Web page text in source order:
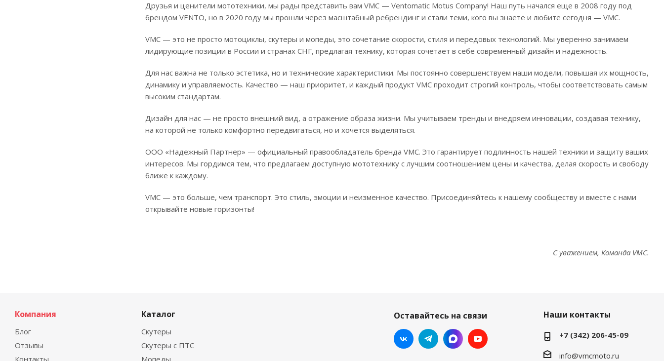
Друзья и ценители мототехники, мы рады представить вам VMC — Ventomatic Motus Company! Наш путь начался еще в 2008 году под
брендом VENTO, но в 2020 году мы прошли через масштабный ребрендинг и стали теми, кого вы знаете и любите сегодня — VMC.
VMC — это не просто мотоциклы, скутеры и мопеды, это сочетание скорости, стиля и передовых технологий. Мы уверенно занимаем
лидирующие позиции в России и странах СНГ, предлагая технику, которая сочетает в себе современный дизайн и надежность.
Для нас важна не только эстетика, но и технические характеристики. Мы постоянно совершенствуем наши модели, повышая их мощность,
динамику и управляемость. Качество — наш приоритет, и каждый продукт VMC проходит строгий контроль, чтобы соответствовать самым
высоким стандартам.
Дизайн для нас — не просто внешний вид, а отражение образа жизни. Мы учитываем тренды и внедряем инновации, создавая технику,
на которой не только комфортно передвигаться, но и хочется выделяться.
ООО «Надежный Партнер» — официальный правообладатель бренда VMC. Это гарантирует подлинность нашей техники и защиту ваших
интересов. Мы гордимся тем, что предлагаем доступную мототехнику с лучшим соотношением цены и качества, делая скорость и свободу
ближе к каждому.
VMC — это больше, чем транспорт. Это стиль, эмоции и неизменное качество. Присоединяйтесь к нашему сообществу и вместе с нами
открывайте новые горизонты!
С уважением, Команда VMC.
Компания
Блог
Отзывы
Контакты
Каталог
Скутеры
Скутеры с ПТС
Мопеды
Оставайтесь на связи Наши контакты
+7 (342) 206-45-09
info@vmcmoto.ru